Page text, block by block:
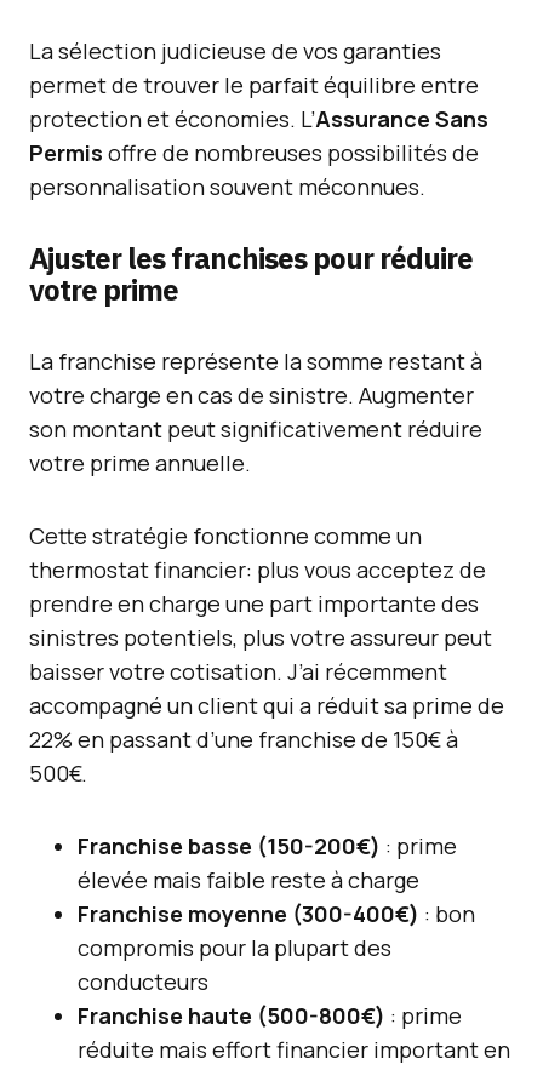
La sélection judicieuse de vos garanties
permet de trouver le parfait équilibre entre
protection et économies. L’Assurance Sans
Permis offre de nombreuses possibilités de
personnalisation souvent méconnues.
Ajuster les franchises pour réduire
votre prime
La franchise représente la somme restant à
votre charge en cas de sinistre. Augmenter
son montant peut significativement réduire
votre prime annuelle.
Cette stratégie fonctionne comme un
thermostat financier: plus vous acceptez de
prendre en charge une part importante des
sinistres potentiels, plus votre assureur peut
baisser votre cotisation. J’ai récemment
accompagné un client qui a réduit sa prime de
22% en passant d’une franchise de 150€ à
500€.
Franchise basse (150-200€) : prime
élevée mais faible reste à charge
Franchise moyenne (300-400€) : bon
compromis pour la plupart des
conducteurs
Franchise haute (500-800€) : prime
réduite mais effort financier important en